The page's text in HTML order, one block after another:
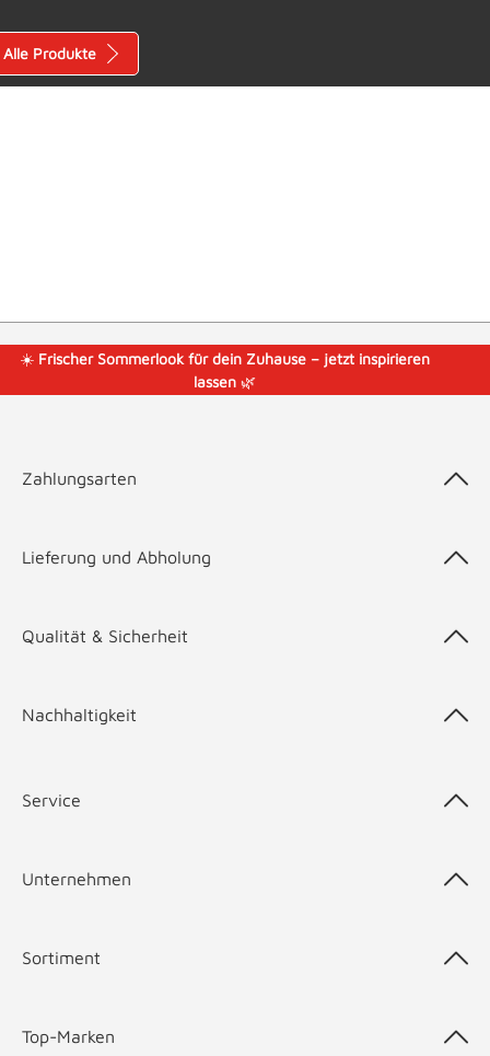
Alle Produkte
☀️ Frischer Sommerlook für dein Zuhause – jetzt inspirieren
lassen🌿
Zahlungsarten
Lieferung und Abholung
Qualität & Sicherheit
Nachhaltigkeit
Service
Unternehmen
Sortiment
Top-Marken